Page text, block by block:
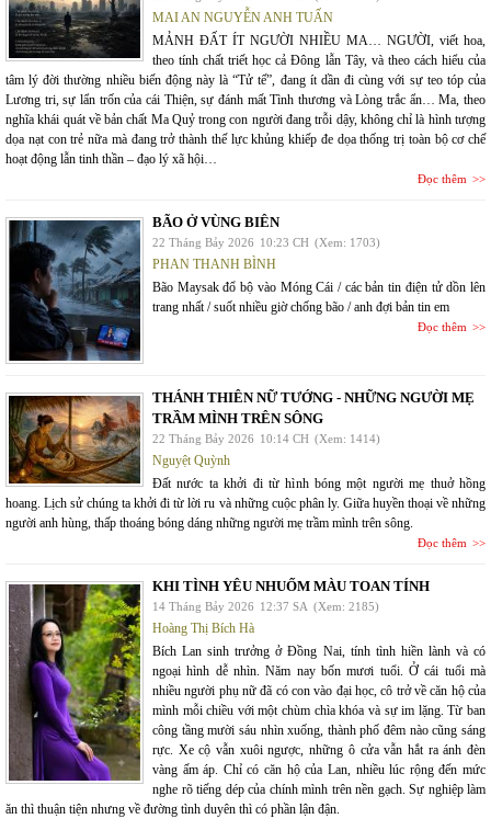
MAI AN NGUYỄN ANH TUẤN
MẢNH ĐẤT ÍT NGƯỜI NHIỀU MA… NGƯỜI, viết hoa,
theo tính chất triết học cả Đông lẫn Tây, và theo cách hiểu của
tâm lý đời thường nhiều biến động này là “Tử tế”, đang ít dần đi cùng với sự teo tóp của
Lương tri, sự lẩn trốn của cái Thiện, sự đánh mất Tình thương và Lòng trắc ẩn… Ma, theo
nghĩa khái quát về bản chất Ma Quỷ trong con người đang trỗi dậy, không chỉ là hình tượng
dọa nạt con trẻ nữa mà đang trở thành thế lực khủng khiếp đe dọa thống trị toàn bộ cơ chế
hoạt động lẫn tinh thần – đạo lý xã hội…
Đọc thêm
BÃO Ở VÙNG BIÊN
22 Tháng Bảy 2026 10:23 CH (Xem: 1703)
PHAN THANH BÌNH
Bão Maysak đổ bộ vào Móng Cái / các bản tin điện tử dồn lên
trang nhất / suốt nhiều giờ chống bão / anh đợi bản tin em
Đọc thêm
THÁNH THIÊN NỮ TƯỚNG - NHỮNG NGƯỜI MẸ
TRẦM MÌNH TRÊN SÔNG
22 Tháng Bảy 2026 10:14 CH (Xem: 1414)
Nguyệt Quỳnh
Đất nước ta khởi đi từ hình bóng một người mẹ thuở hồng
hoang. Lịch sử chúng ta khởi đi từ lời ru và những cuộc phân ly. Giữa huyền thoại về những
người anh hùng, thấp thoáng bóng dáng những người mẹ trầm mình trên sông.
Đọc thêm
KHI TÌNH YÊU NHUỐM MÀU TOAN TÍNH
14 Tháng Bảy 2026 12:37 SA (Xem: 2185)
Hoàng Thị Bích Hà
Bích Lan sinh trưởng ở Đồng Nai, tính tình hiền lành và có
ngoại hình dễ nhìn. Năm nay bốn mươi tuổi. Ở cái tuổi mà
nhiều người phụ nữ đã có con vào đại học, cô trở về căn hộ của
mình mỗi chiều với một chùm chìa khóa và sự im lặng. Từ ban
công tầng mười sáu nhìn xuống, thành phố đêm nào cũng sáng
rực. Xe cộ vẫn xuôi ngược, những ô cửa vẫn hắt ra ánh đèn
vàng ấm áp. Chỉ có căn hộ của Lan, nhiều lúc rộng đến mức
nghe rõ tiếng dép của chính mình trên nền gạch. Sự nghiệp làm
ăn thì thuận tiện nhưng về đường tình duyên thì có phần lận đận.